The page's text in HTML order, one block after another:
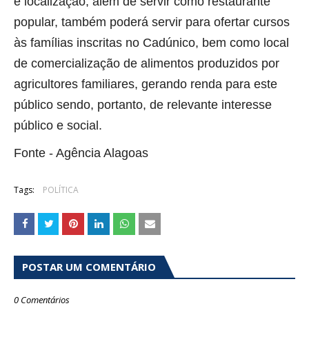
popular, também poderá servir para ofertar cursos
às famílias inscritas no Cadúnico, bem como local
de comercialização de alimentos produzidos por
agricultores familiares, gerando renda para este
público sendo, portanto, de relevante interesse
público e social.
Fonte - Agência Alagoas
Tags: POLÍTICA
POSTAR UM COMENTÁRIO
0 Comentários